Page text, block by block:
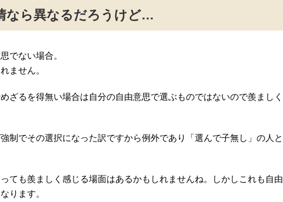
なら異なるだろうけど…
でない場合。
ません。
ざるを得無い場合は自分の自由意思で選ぶものではないので羨ましく
制でその選択になった訳ですから例外であり「選んで子無し」の人と
ても羨ましく感じる場面はあるかもしれませんね。しかしこれも自由
ります。